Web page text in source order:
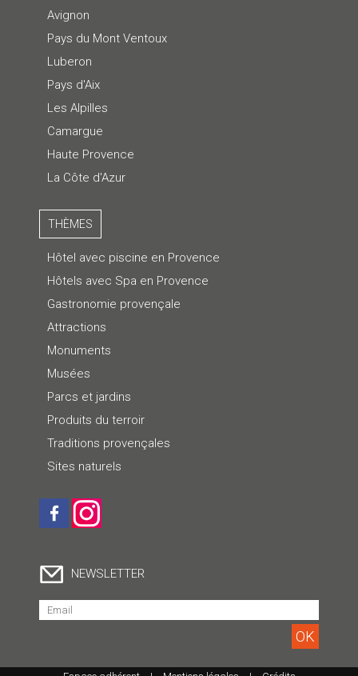
Avignon
Pays du Mont Ventoux
Luberon
Pays d'Aix
Les Alpilles
Camargue
Haute Provence
La Côte d'Azur
THÈMES
Hôtel avec piscine en Provence
Hôtels avec Spa en Provence
Gastronomie provençale
Attractions
Monuments
Musées
Parcs et jardins
Produits du terroir
Traditions provençales
Sites naturels
NEWSLETTER